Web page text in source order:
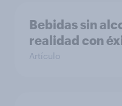
Bebidas sin
realidad con
Artículo